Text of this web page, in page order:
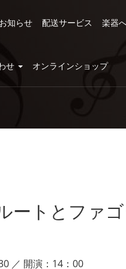
お知らせ 配送サービス 楽器
せ オンラインショップ
ートとファ
／ 開演：14：00